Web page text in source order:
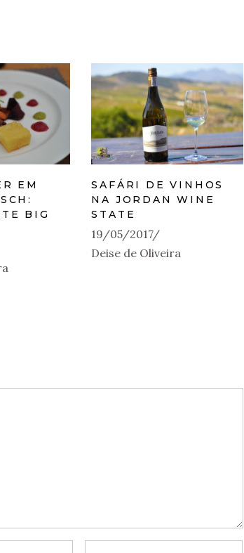
EM
BIG
SAFÁRI DE VINHOS
NA JORDAN WINE
STATE
19/05/2017
Deise de Oliveira